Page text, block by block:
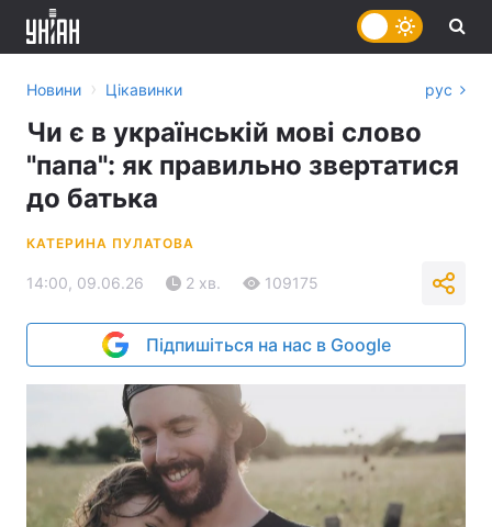
Новини › Цікавинки рус
Чи є в українській мові слово
"папа": як правильно звертатися
до батька
КАТЕРИНА ПУЛАТОВА
14:00, 09.06.26 2 хв. 109175
Підпишіться на нас в Google